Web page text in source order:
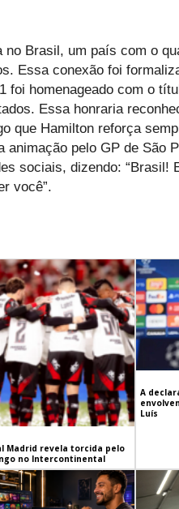
Brasil, um país com o
Essa conexão foi
foi homenageado com o
Essa honraria
que Hamilton reforça
animação pelo GP de São
sociais, dizendo: “Brasil!
você”.
Madrid revela torcida pelo
no Intercontinental
A
Luís